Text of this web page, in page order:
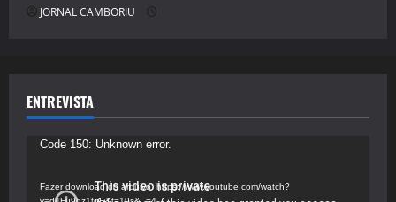
JORNAL CAMBORIU
ENTREVISTA
Tocador
vídeo
Code 150: Unknown error.
Fazer download do arquivo: https://www.youtube.com/watch?